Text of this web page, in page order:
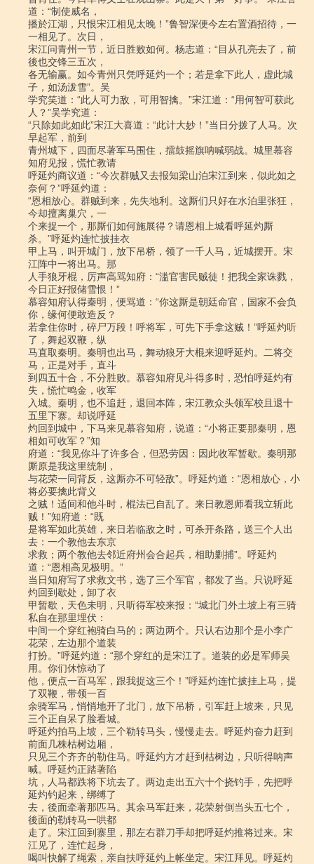
道：“制使威名，
播於江湖，只恨宋江相见太晚！”鲁智深便今左右置酒招待，一
一相见了。次日，
宋江问青州一节，近日胜败如何。杨志道：“目从孔亮去了，前
後也交锋三五次，
各无输赢。如今青州只凭呼延灼一个；若是拿下此人，虚此城
子，如汤泼雪”。吴
学究笑道：“此人可力敌，可用智擒。”宋江道：“用何智可获此
人？”吴学究道：
“只除如此如此”宋江大喜道：“此计大妙！”当日分拨了人马。次
早起军，前到
青州城下，四面尽著军马围住，擂鼓摇旗呐喊弱战。城里慕容
知府见报，慌忙教请
呼延灼商议道：“今次群贼又去报知梁山泊宋江到来，似此如之
奈何？”呼延灼道：
“恩相放心。群贼到来，先失地利。这厮们只好在水泊里张狂，
今却擅离巢穴，一
个来捉一个，那厮们如何施展得？请恩相上城看呼延灼厮
杀。”呼延灼连忙披挂衣
甲上马，叫开城门，放下吊桥，领了一千人马，近城摆开。宋
江阵中一将出马。那
人手狼牙棍，厉声高骂知府：“滥官害民贼徒！把我全家诛戮，
今日正好报储雪恨！”
慕容知府认得秦明，便骂道：“你这厮是朝廷命官，国家不会负
你，缘何便敢造反？
若拿住你时，碎尸万段！呼将军，可先下手拿这贼！”呼延灼听
了，舞起双鞭，纵
马直取秦明。秦明也出马，舞动狼牙大棍来迎呼延灼。二将交
马，正是对手，直斗
到四五十合，不分胜败。慕容知府见斗得多时，恐怕呼延灼有
失，慌忙鸣金，收军
入城。秦明，也不追赶，退回本阵，宋江教众头领军校且退十
五里下寨。却说呼延
灼回到城中，下马来见慕容知府，说道：“小将正要那秦明，恩
相如可收军？”知
府道：“我见你斗了许多合，但恐劳因：因此收军暂歇。秦明那
厮原是我这里统制，
与花荣一同背反，这厮亦不可轻敌”。呼延灼道：“恩相放心，小
将必要擒此背义
之贼！适间和他斗时，棍法已自乱了。来日教恩师看我立斩此
贼！”知府道：“既
是将军如此英雄，来日若临敌之时，可杀开条路，送三个人出
去：一个教他去东京
求救；两个教他去邻近府州会合起兵，相助剿捕”。呼延灼
道：“恩相高见极明。”
当日知府写了求救文书，选了三个军官，都发了当。只说呼延
灼回到歇处，卸了衣
甲暂歇，天色未明，只听得军校来报：“城北门外土坡上有三骑
私自在那里埋伏：
中间一个穿红袍骑白马的；两边两个。只认右边那个是小李广
花荣，左边那个道装
打扮。”呼延灼道：“那个穿红的是宋江了。道装的必是军师吴
用。你们休惊动了
他，便点一百马军，跟我捉这三个！”呼延灼连忙披挂上马，提
了双鞭，带领一百
余骑军马，悄悄地开了北门，放下吊桥，引军赶上坡来，只见
三个正自呆了脸看城。
呼延灼拍马上坡，三个勒转马头，慢慢走去。呼延灼奋力赶到
前面几株枯树边厢，
只见三个齐齐的勒住马。呼延灼方才赶到枯树边，只听得呐声
喊。呼延灼正踏著陷
坑，人马都跌将下坑去了。两边走出五六十个挠钓手，先把呼
延灼钓起来，绑缚了
去，後面牵著那匹马。其余马军赶来，花荣射倒当头五七个，
後面的勒转马一哄都
走了。宋江回到寨里，那左右群刀手却把呼延灼推将过来。宋
江见了，连忙起身，
喝叫快解了绳索，亲自扶呼延灼上帐坐定。宋江拜见。呼延灼